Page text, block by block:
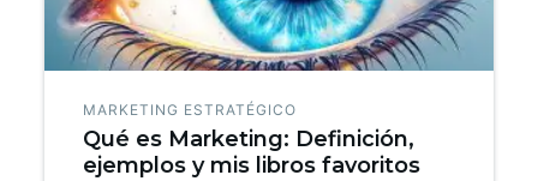
MARKETING ESTRATÉGICO
Qué es Marketing: Definición,
ejemplos y mis libros favoritos